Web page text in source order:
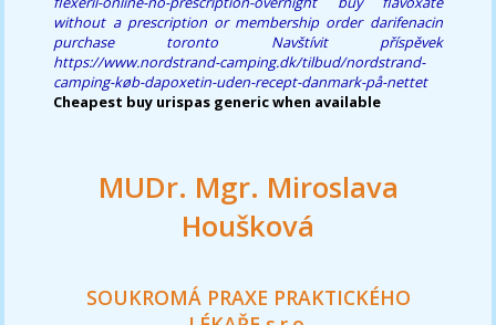
without a prescription or membership order darifenacin
purchase toronto
Navštívit příspěvek
https://www.nordstrand-camping.dk/tilbud/nordstrand-
camping-køb-dapoxetin-uden-recept-danmark-på-nettet
Cheapest buy urispas generic when available
MUDr. Mgr. Miroslava
Houšková
SOUKROMÁ PRAXE PRAKTICKÉHO